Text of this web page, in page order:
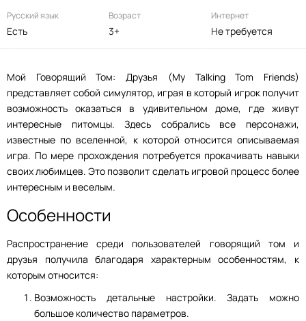
Русский язык
Есть
Возраст
3+
Интернет
Не требуется
Мой Говорящий Том: Друзья (My Talking Tom Friends)
представляет собой симулятор, играя в который игрок получит
возможность оказаться в удивительном доме, где живут
интересные питомцы. Здесь собрались все персонажи,
известные по вселенной, к которой относится описываемая
игра. По мере прохождения потребуется прокачивать навыки
своих любимцев. Это позволит сделать игровой процесс более
интересным и веселым.
Особенности
Распространение среди пользователей говорящий том и
друзья получила благодаря характерным особенностям, к
которым относится:
Возможность детальные настройки. Задать можно
большое количество параметров.